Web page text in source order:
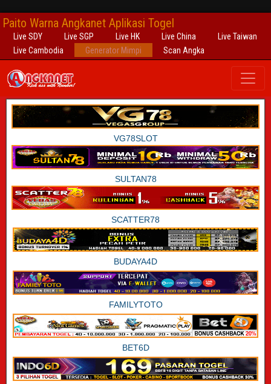
Paito Warna Angkanet Aplikasi Togel
Live SDY Live SGP Live HK Live China
Live Taiwan
Live Cambodia
Generator Mimpi Scan Angka
VG78SLOT
SULTAN78
SCATTER78
BUDAYA4D
FAMILYTOTO
BET6D